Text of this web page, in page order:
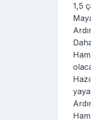
1,5